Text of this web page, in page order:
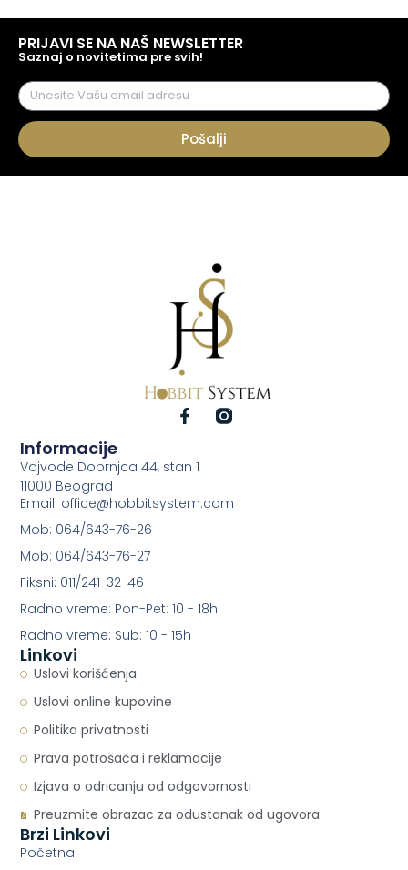
PRIJAVI SE NA NAŠ NEWSLETTER
Saznaj o novitetima pre svih!
Pošalji
Linkovi
Uslovi korišćenja
Uslovi online kupovine
Politika privatnosti
Prava potrošača i reklamacije
Izjava o odricanju od odgovornosti
Preuzmite obrazac za odustanak od ugovora
Brzi Linkovi
Početna
Informacije
Vojvode Dobrnjca 44, stan 1
11000 Beograd
Email: office@hobbitsystem.com
Mob: 064/643-76-26
Mob: 064/643-76-27
Fiksni: 011/241-32-46
Radno vreme: Pon-Pet: 10 - 18h
Radno vreme: Sub: 10 - 15h